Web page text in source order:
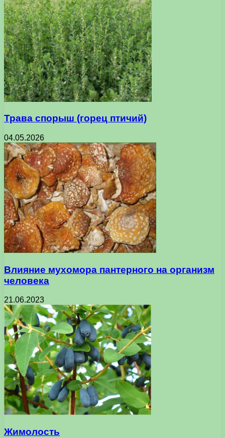
Трава спорыш (горец птичий)
04.05.2026
Влияние мухомора пантерного на организм
человека
21.06.2023
Жимолость